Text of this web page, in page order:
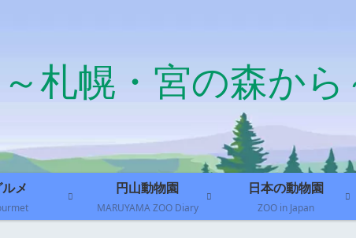
札幌・宮の森から
ルメ
円山動物園
MARUYAMA ZOO Diary
日本の動物園
ZOO in Japan